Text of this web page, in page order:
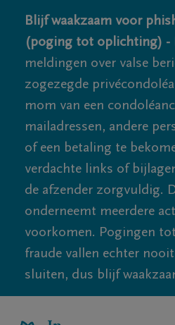
Blijf waakzaam voor
(poging tot oplichting) -
meldingen over valse
zogezegde
mom van een
mailadressen, andere
of een betaling te
verdachte links of
de afzender zorgvuldig.
onderneemt meerdere
voorkomen. Pogingen
fraude vallen echter
sluiten, dus blijf